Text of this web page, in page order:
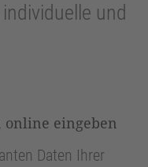
und
eingeben
Daten Ihrer